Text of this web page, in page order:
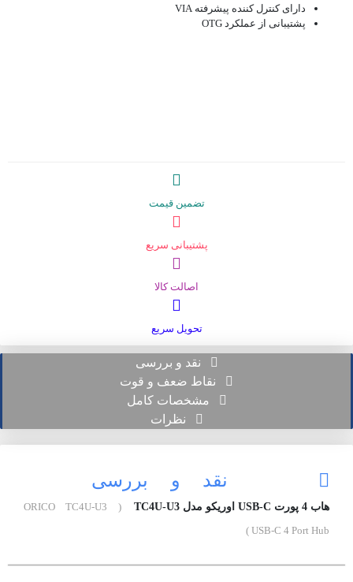
دارای کنترل کننده پیشرفته VIA
پشتیبانی از عملکرد OTG
تضمین قیمت
پشتیبانی سریع
اصالت کالا
تحویل سریع
نقد و بررسی
نقاط ضعف و قوت
مشخصات کامل
نظرات
نقد و بررسی
هاب 4 پورت USB-C اوریکو مدل TC4U-U3
( ORICO TC4U-U3
USB-C 4 Port Hub )